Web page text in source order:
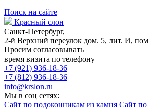
Поиск на сайте
Красный слон
Санкт-Петербург,
2-й Верхний переулок дом. 5, лит. И,
Просим согласовывать
время визита по телефону
+7 (921) 936-18-36
+7 (812) 936-18-36
info@krslon.ru
Мы в соц сетях:
Сайт по подоконникам из камня Сайт по